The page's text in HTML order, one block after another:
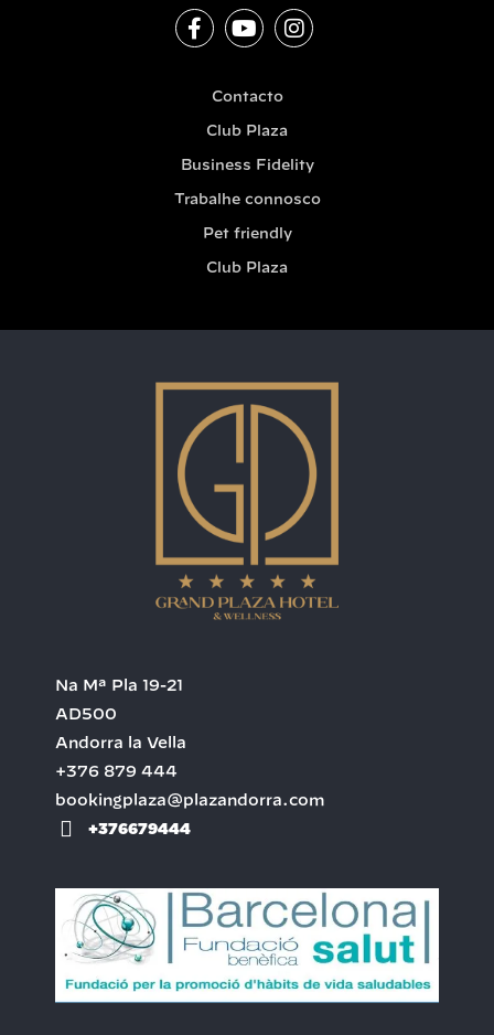
Contacto
Club Plaza
Business Fidelity
Trabalhe connosco
Pet friendly
Club Plaza
Na Mª Pla 19-21
AD500
Andorra la Vella
+376 879 444
bookingplaza@plazandorra.com
+376679444